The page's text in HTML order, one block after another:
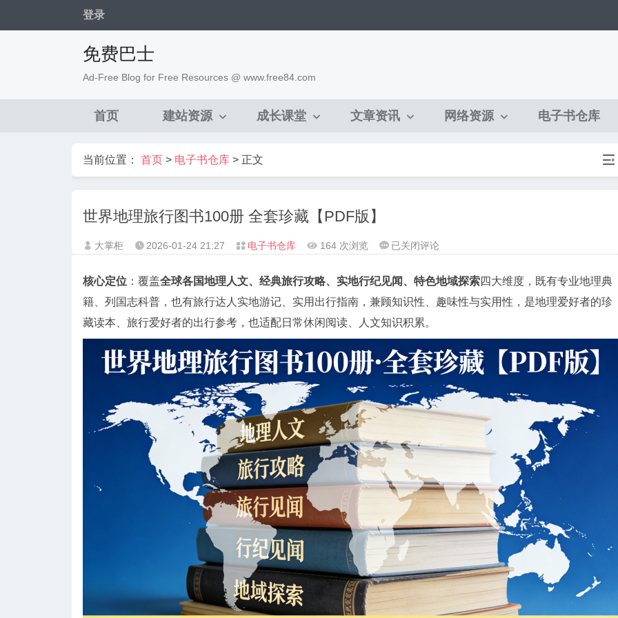
登录
免费巴士
Ad-Free Blog for Free Resources @ www.free84.com
首页 建站资源 成长课堂 文章资讯 网络资源 电子书仓库

当前位置： 首页 > 电子书仓库 > 正文
世界地理旅行图书100册 全套珍藏【PDF版】
 大掌柜  2026-01-24 21:27  电子书仓库  164 次浏览  世
地
理
行
书
100
全
珍
【PDF
版】
已关闭评论
核心定位 ：覆盖全球各国地理人文、经典旅行攻略、实地行纪见闻、特色地域探索四大维度，既有专业地理典
籍、列国志科普，也有旅行达人实地游记、实用出行指南，兼顾知识性、趣味性与实用性，是地理爱好者的珍
藏读本、旅行爱好者的出行参考，也适配日常休闲阅读、人文知识积累。